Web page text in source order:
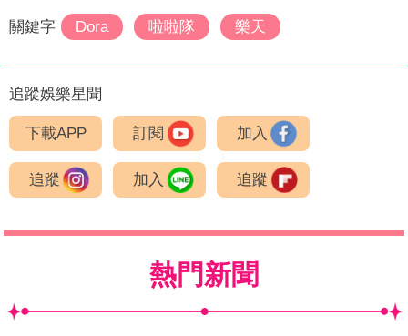
關鍵字 Dora 啦啦隊 樂天
追蹤娛樂星聞
下載APP 訂閱 加入
追蹤 加入 追蹤
熱門新聞